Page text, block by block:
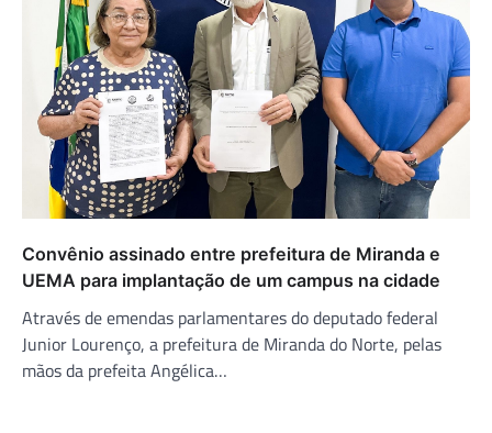
Convênio assinado entre prefeitura de Miranda e
UEMA para implantação de um campus na cidade
Através de emendas parlamentares do deputado federal
Junior Lourenço, a prefeitura de Miranda do Norte, pelas
mãos da prefeita Angélica…